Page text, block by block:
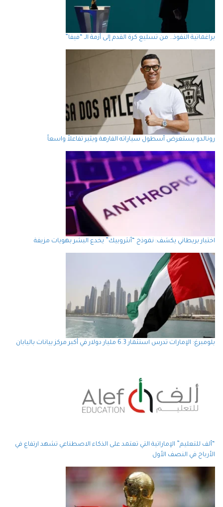
براغماتية النفوذ… من تسليع كرة القدم إلى أزمة الـ “فيفا”
رونالدو يستعرض أسطول سياراته الفارهة ويثير تفاعلاً واسعاً
اختبار بريطاني يكشف: نموذج “أنثروبيك” يخدع البشر بهويات مزيفة
بلومبرغ: الإمارات تدرس استثمار 6.3 مليار دولار في أكبر مركز بيانات باليابان
“ألف للتعليم” الإماراتية التي تعتمد على الذكاء الاصطناعي تشهد ارتفاع في
الأرباح في النصف الأول